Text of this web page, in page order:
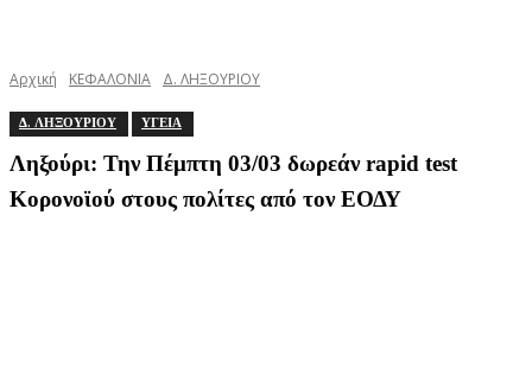
Αρχική ΚΕΦΑΛΟΝΙΑ Δ. ΛΗΞΟΥΡΙΟΥ
Δ. ΛΗΞΟΥΡΙΟΥ ΥΓΕΙΑ
Ληξούρι: Την Πέμπτη 03/03 δωρεάν rapid test
Κορονοϊού στους πολίτες από τον ΕΟΔΥ